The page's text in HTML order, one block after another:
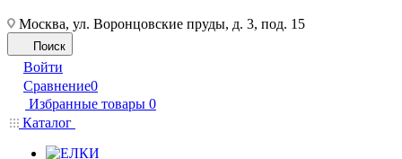
Москва, ул. Воронцовские пруды, д. 3, под. 15
Поиск
Войти
Сравнение0
Избранные товары 0
Каталог